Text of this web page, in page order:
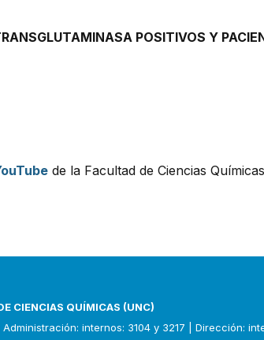
POSITIVOS Y
de la Facultad de Ciencias
CIENCIAS QUÍMICAS (UNC)
Administración: internos: 3104 y 3217 | Dirección: